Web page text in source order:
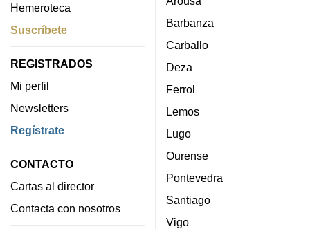
Hemeroteca
Suscríbete
REGISTRADOS
Mi perfil
Newsletters
Regístrate
CONTACTO
Cartas al director
Contacta con nosotros
Barbanza
Carballo
Deza
Ferrol
Lemos
Lugo
Ourense
Pontevedra
Santiago
Vigo